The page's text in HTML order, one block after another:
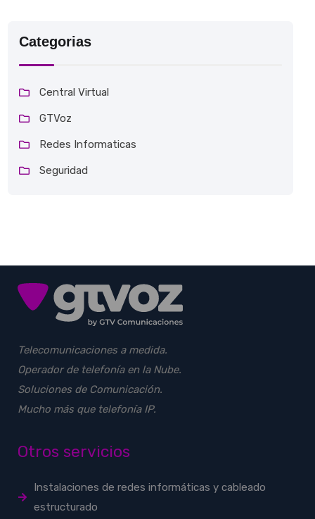
Categorias
Central Virtual
GTVoz
Redes Informaticas
Seguridad
Telecomunicaciones a medida.
Operador de telefonía en la Nube.
Soluciones de Comunicación.
Mucho más que telefonía IP.
Otros servicios
Instalaciones de redes informáticas y cableado
estructurado